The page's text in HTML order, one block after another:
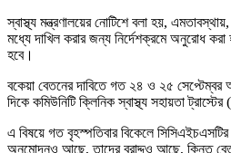
স্বাস্থ্য মন্ত্রণালয়ের নোটিশে বলা হয়,
মধ্যে দাখিল করার জন্য নির্দেশক্রমে অনুরোধ
হবে।
বকেয়া বেতনের দাবিতে গত ২৪ ও ২৫ সেপ্টেম্বর
দিকে কমিউনিটি ক্লিনিক স্বাস্থ্য সহায়তা
এ বিষয়ে গত বৃহস্পতিবার বিকেলে
অনুমোদনও আছে, তাদের বরাদ্দও আছে, কিন্তু